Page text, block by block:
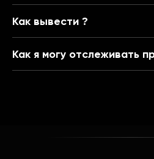
Как вывести ?
Как я могу отслеживать